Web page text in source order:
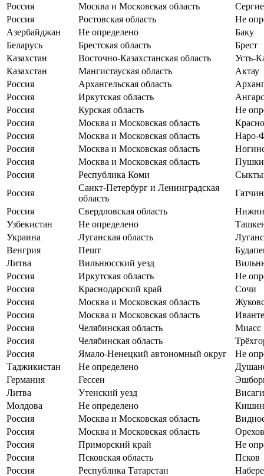
Россия
Москва и Московская область
Россия
Ростовская область
Не
Азербайджан
Не определено
Баку
Беларусь
Брестская область
Брест
Казахстан
Восточно-Казахстанская область
Усть-
Казахстан
Мангистауская область
Актау
Россия
Архангельская область
Россия
Иркутская область
Россия
Курская область
Не
Россия
Москва и Московская область
Россия
Москва и Московская область
Наро-
Россия
Москва и Московская область
Россия
Москва и Московская область
Россия
Республика Коми
Россия
Санкт-Петербург и Ленинградская
область
Россия
Свердловская область
Узбекистан
Не определено
Украина
Луганская область
Венгрия
Пешт
Литва
Вильнюсский уезд
Россия
Иркутская область
Не
Россия
Краснодарский край
Сочи
Россия
Москва и Московская область
Россия
Москва и Московская область
Россия
Челябинская область
Миасс
Россия
Челябинская область
Россия
Ямало-Ненецкий автономный округ
Не
Таджикистан
Не определено
Германия
Гессен
Литва
Утенский уезд
Молдова
Не определено
Россия
Москва и Московская область
Россия
Москва и Московская область
Россия
Приморский край
Не
Россия
Псковская область
Псков
Россия
Республика Татарстан